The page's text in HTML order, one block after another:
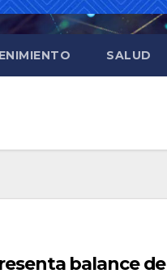
SALUD
balance de